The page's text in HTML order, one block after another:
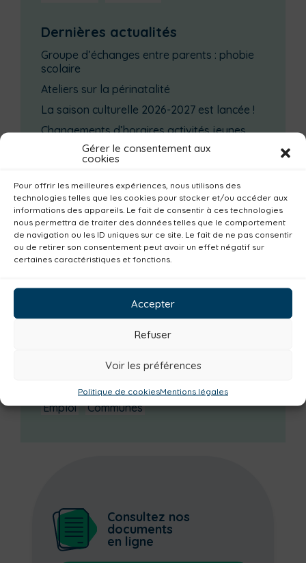
Gérer le consentement aux
cookies
Pour offrir les meilleures expériences, nous utilisons des
technologies telles que les cookies pour stocker et/ou accéder aux
informations des appareils. Le fait de consentir à ces technologies
nous permettra de traiter des données telles que le comportement
de navigation ou les ID uniques sur ce site. Le fait de ne pas consentir
ou de retirer son consentement peut avoir un effet négatif sur
certaines caractéristiques et fonctions.
Accepter
Refuser
Voir les préférences
Politique de cookiesMentions légales
Dernières actualités
Groupe d’échanges entre parents : phobie
scolaire
Ateliers sur la périnatalité
La saison culturelle 2026-2027 est lancée !
Changements d’horaires activités jeunes
Enquête publique
Catégories actualités / agenda
Consommer local
Numérique
Urbanisme
Réemploi Seniors
Loisirs
Magazine
Parents
Bibliothèques
Non classé
Solidarité
Tourisme
Centre aquatique
Mobilité
Plan climat
Alimentation
Emploi
Communes
Consultez nos
documents
en ligne